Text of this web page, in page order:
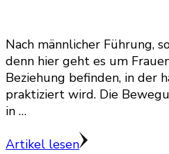
Nach männlicher Führung,
denn hier geht es um
Beziehung befinden, in der
praktiziert wird. Die
in …
Artikel lesen